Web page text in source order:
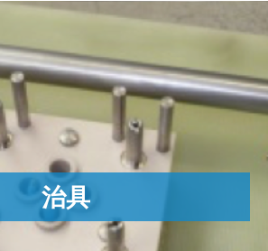
治具
治具
ン(Extrude Hone)の治具。 私たちが設計
し、製造したもの：
•
電解加工 (ECM)
ダイナミックECM(Dynamic ECM)
•
砥粒流動加工(AFM)
マイクロフロー(MICROLFOW)
サーマルデバーリング(TEM)